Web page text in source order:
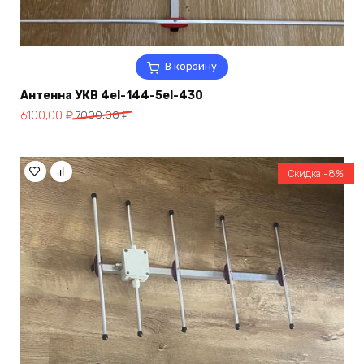
В корзину
Антенна УКВ 4el-144-5el-430
7000,00₽
Первоначальная
7000,00 ₽.
6100,00 ₽
Текущая
Скидка -8%